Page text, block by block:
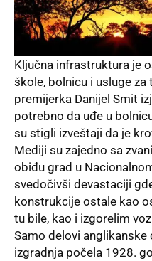
Ključna infrastruktura je
škole, bolnicu i usluge za
premijerka Danijel Smit
potrebno da uđe u
su stigli izveštaji da je
Mediji su zajedno sa
obiđu grad u
svedočivši devastaciji
konstrukcije ostale kao
tu bile, kao i izgorelim
Samo delovi anglikanske
izgradnja počela 1928.